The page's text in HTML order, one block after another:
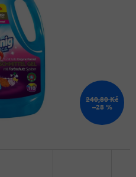
240,80 Kč
–28 %